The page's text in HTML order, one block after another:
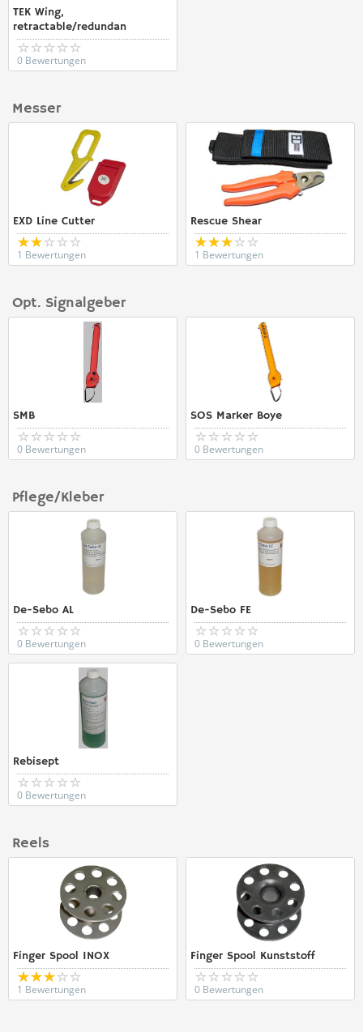
TEK Wing,
retractable/redundan
0 Bewertungen
Messer
EXD Line Cutter
1 Bewertungen
Rescue Shear
1 Bewertungen
Opt. Signalgeber
SMB
0 Bewertungen
SOS Marker Boye
0 Bewertungen
Pflege/Kleber
De-Sebo AL
0 Bewertungen
De-Sebo FE
0 Bewertungen
Rebisept
0 Bewertungen
Reels
Finger Spool INOX
1 Bewertungen
Finger Spool Kunststoff
0 Bewertungen